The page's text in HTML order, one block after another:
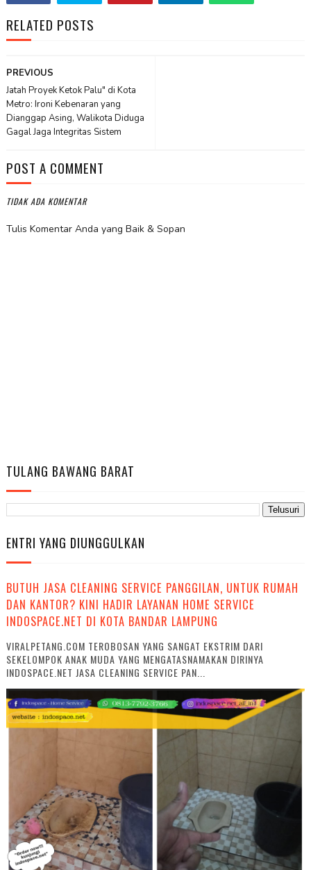
RELATED POSTS
PREVIOUS
Jatah Proyek Ketok Palu" di Kota
Metro: Ironi Kebenaran yang
Dianggap Asing, Walikota Diduga
Gagal Jaga Integritas Sistem
POST A COMMENT
TIDAK ADA KOMENTAR
Tulis Komentar Anda yang Baik & Sopan
TULANG BAWANG BARAT
ENTRI YANG DIUNGGULKAN
BUTUH JASA CLEANING SERVICE PANGGILAN, UNTUK RUMAH
DAN KANTOR? KINI HADIR LAYANAN HOME SERVICE
INDOSPACE.NET DI KOTA BANDAR LAMPUNG
VIRALPETANG.COM TEROBOSAN YANG SANGAT EKSTRIM DARI
SEKELOMPOK ANAK MUDA YANG MENGATASNAMAKAN DIRINYA
INDOSPACE.NET JASA CLEANING SERVICE PAN...